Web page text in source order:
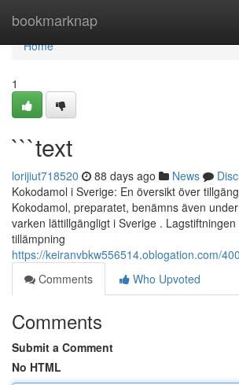
bookmarknap
Home
Home
1
```text
lorijiut718520 88 days ago News
Kokodamol i Sverige: En översikt över
Kokodamol, preparatet, benämns även
varken lättillgängligt i Sverige .
tillämpning
https://keiranvbkw556514.oblogation.com/
Comments
Who Upvoted
Comments
Submit a Comment
No HTML